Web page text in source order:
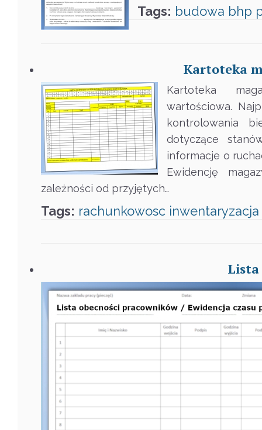
Tags: budowa bhp
Kartoteka
Kartoteka
wartościowa.
kontrolowania
dotyczące
informacje o
Ewidencję
zależności od przyjętych…
Tags: rachunkowosc inwentaryzacja
Lista